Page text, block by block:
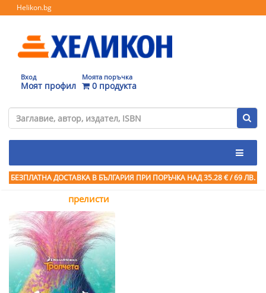
Helikon.bg
Вход
Моят профил
Моята поръчка
0 продукта
БЕЗПЛАТНА ДОСТАВКА В БЪЛГАРИЯ ПРИ ПОРЪЧКА НАД 35.28 € / 69 ЛВ.
прелисти